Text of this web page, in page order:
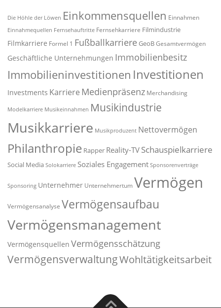
Die Höhle der Löwen Einkommensquellen Einnahmen
Einnahmequellen Fernsehauftritte Fernsehkarriere Filmindustrie
Filmkarriere Formel 1 Fußballkarriere GeoBGesamtvermögen
Geschäftliche Unternehmungen Immobilienbesitz
Immobilieninvestitionen Investitionen
Investments Karriere Medienpräsenz Merchandising
Modelkarriere Musikeinnahmen Musikindustrie
Musikkarriere Musikproduzent Nettovermögen
Philanthropie Rapper Reality-TV Schauspielkarriere
Social Media Solokarriere Soziales Engagement Sponsorenverträge
Sponsoring Unternehmer UnternehmertumVermögen
Vermögensanalyse Vermögensaufbau
Vermögensmanagement
Vermögensquellen Vermögensschätzung
VermögensverwaltungWohltätigkeitsarbeit